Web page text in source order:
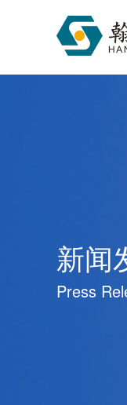
新闻
Press